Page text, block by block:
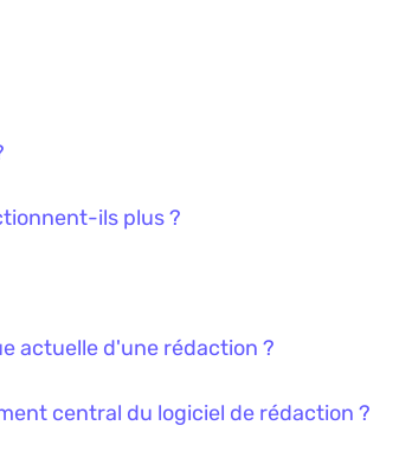
ils plus ?
actuelle d'une rédaction ?
central du logiciel de rédaction ?